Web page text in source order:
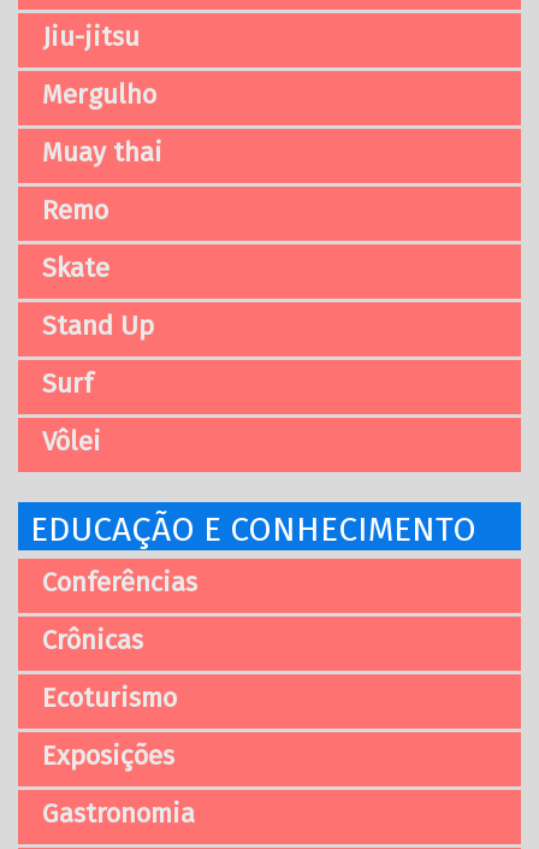
Jiu-jitsu
Mergulho
Muay thai
Remo
Skate
Stand Up
Surf
Vôlei
EDUCAÇÃO E CONHECIMENTO
Conferências
Crônicas
Ecoturismo
Exposições
Gastronomia